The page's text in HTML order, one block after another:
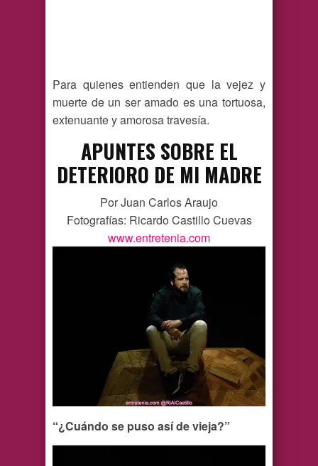
Para quienes entienden que la vejez y
muerte de un ser amado es una tortuosa,
extenuante y amorosa travesía.
APUNTES SOBRE EL
DETERIORO DE MI MADRE
Por Juan Carlos Araujo
Fotografías: Ricardo Castillo Cuevas
www.entretenia.com
“¿Cuándo se puso así de vieja?”